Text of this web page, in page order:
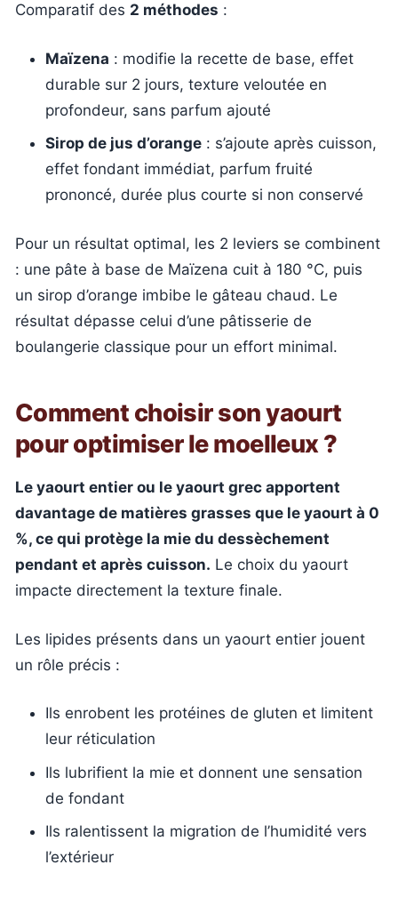
Comparatif des 2 méthodes :
Maïzena : modifie la recette de base, effet
durable sur 2 jours, texture veloutée en
profondeur, sans parfum ajouté
Sirop de jus d’orange : s’ajoute après cuisson,
effet fondant immédiat, parfum fruité
prononcé, durée plus courte si non conservé
Pour un résultat optimal, les 2 leviers se combinent
: une pâte à base de Maïzena cuit à 180 °C, puis
un sirop d’orange imbibe le gâteau chaud. Le
résultat dépasse celui d’une pâtisserie de
boulangerie classique pour un effort minimal.
Comment choisir son yaourt
pour optimiser le moelleux ?
Le yaourt entier ou le yaourt grec apportent
davantage de matières grasses que le yaourt à 0
%, ce qui protège la mie du dessèchement
pendant et après cuisson. Le choix du yaourt
impacte directement la texture finale.
Les lipides présents dans un yaourt entier jouent
un rôle précis :
Ils enrobent les protéines de gluten et limitent
leur réticulation
Ils lubrifient la mie et donnent une sensation
de fondant
Ils ralentissent la migration de l’humidité vers
l’extérieur